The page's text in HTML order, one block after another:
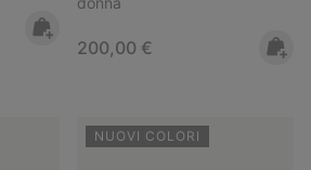
Regular price:
200,00 €
NUOVI COLORI